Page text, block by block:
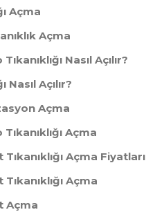
Açma
Açma
Nasıl Açılır?
Nasıl Açılır?
Açma
Açma
Açma Fiyatları
Açma
Açma